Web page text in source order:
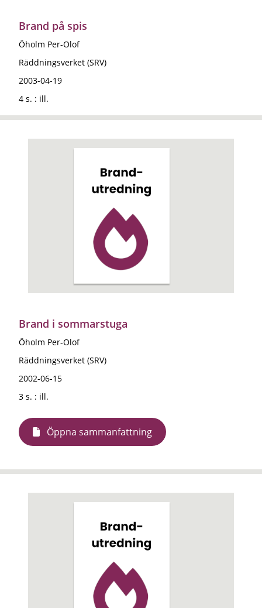
Brand på spis
Öholm Per-Olof
Räddningsverket (SRV)
2003-04-19
4 s. : ill.
Brand i sommarstuga
Öholm Per-Olof
Räddningsverket (SRV)
2002-06-15
3 s. : ill.
Öppna sammanfattning